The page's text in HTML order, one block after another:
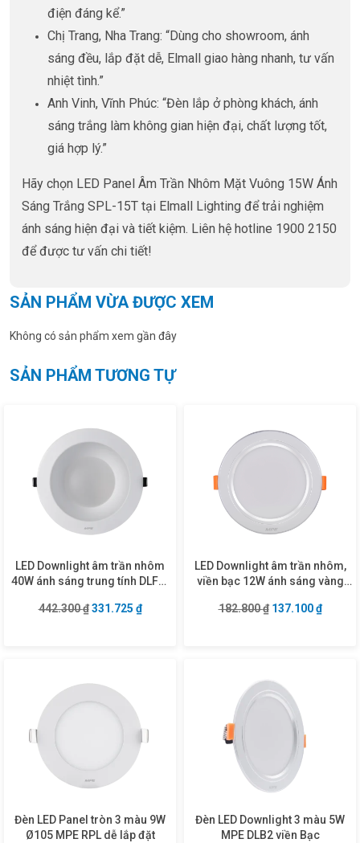
điện đáng kể.”
Chị Trang, Nha Trang: “Dùng cho showroom, ánh
sáng đều, lắp đặt dễ, Elmall giao hàng nhanh, tư vấn
nhiệt tình.”
Anh Vinh, Vĩnh Phúc: “Đèn lắp ở phòng khách, ánh
sáng trắng làm không gian hiện đại, chất lượng tốt,
giá hợp lý.”
Hãy chọn LED Panel Âm Trần Nhôm Mặt Vuông 15W Ánh
Sáng Trắng SPL-15T tại Elmall Lighting để trải nghiệm
ánh sáng hiện đại và tiết kiệm. Liên hệ hotline 1900 2150
để được tư vấn chi tiết!
SẢN PHẨM VỪA ĐƯỢC XEM
Không có sản phẩm xem gần đây
SẢN PHẨM TƯƠNG TỰ
LED Downlight âm trần nhôm
40W ánh sáng trung tính DLF2-
442.300₫ Giá gốc là: 442.300 ₫.
331.725 ₫Giá hiện tại là: 331.725 ₫.
LED Downlight âm trần nhôm,
viền bạc 12W ánh sáng vàng
182.800₫ Giá gốc là:
137.100₫Giá
Đèn LED Panel tròn 3 màu 9W
Ø105 MPE RPL dễ lắp đặt
Đèn LED Downlight 3 màu 5W
MPE DLB2 viền Bạc